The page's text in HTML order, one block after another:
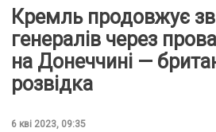
Кремль продовжує
генералів через
на Донеччині —
розвідка
6 кві 2023, 09:35